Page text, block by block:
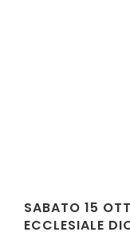
SABATO 15
ECCLESIALE